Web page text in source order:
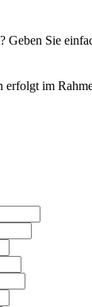
Geben Sie
erfolgt im